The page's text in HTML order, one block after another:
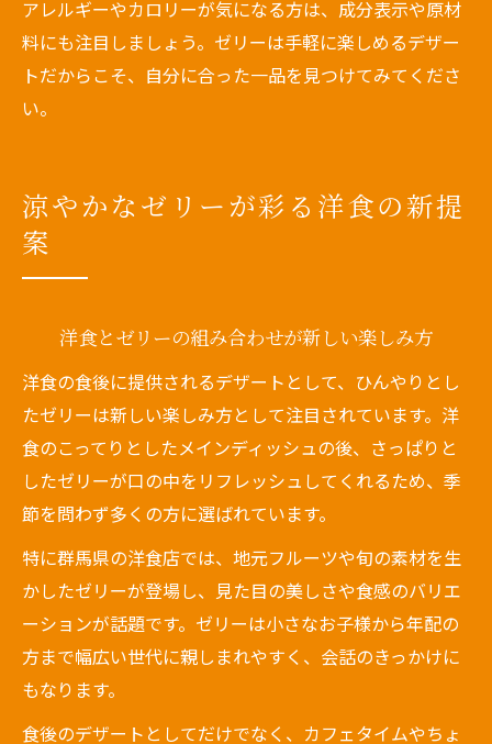
アレルギーやカロリーが気になる方は、成分表示や原材
料にも注目しましょう。ゼリーは手軽に楽しめるデザー
トだからこそ、自分に合った一品を見つけてみてくださ
い。
涼やかなゼリーが彩る洋食の新提
案
洋食とゼリーの組み合わせが新しい楽しみ方
洋食の食後に提供されるデザートとして、ひんやりとし
たゼリーは新しい楽しみ方として注目されています。洋
食のこってりとしたメインディッシュの後、さっぱりと
したゼリーが口の中をリフレッシュしてくれるため、季
節を問わず多くの方に選ばれています。
特に群馬県の洋食店では、地元フルーツや旬の素材を生
かしたゼリーが登場し、見た目の美しさや食感のバリエ
ーションが話題です。ゼリーは小さなお子様から年配の
方まで幅広い世代に親しまれやすく、会話のきっかけに
もなります。
食後のデザートとしてだけでなく、カフェタイムやちょ